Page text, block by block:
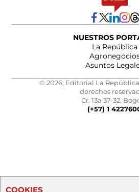
NUESTROS
La República
Asuntos
© 2026, Editorial La República
derechos
Cr. 13a 37-32,
(+57) 1
COOKIES